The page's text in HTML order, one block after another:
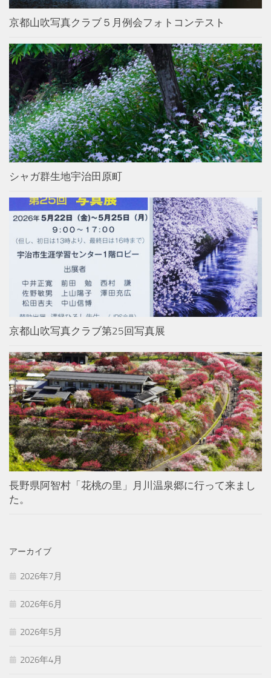
京都山吹写真クラブ５月例会フォトコンテスト
シャガ群生地宇治田原町
京都山吹写真クラブ第25回写真展
長野県阿智村「花桃の里」月川温泉郷に行って来まし
た。
アーカイブ
2026年7月
2026年6月
2026年5月
2026年4月